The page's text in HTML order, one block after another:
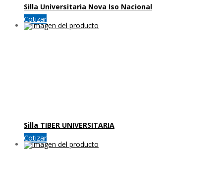
Silla Universitaria Nova Iso Nacional
Cotizar
Silla TIBER UNIVERSITARIA
Cotizar